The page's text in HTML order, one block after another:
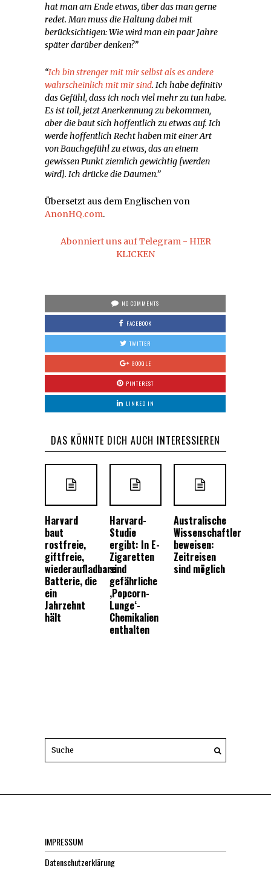
hat man am Ende etwas, über das man gerne
redet. Man muss die Haltung dabei mit
berücksichtigen: Wie wird man ein paar Jahre
später darüber denken?”
“Ich bin strenger mit mir selbst als es andere
wahrscheinlich mit mir sind. Ich habe definitiv
das Gefühl, dass ich noch viel mehr zu tun habe.
Es ist toll, jetzt Anerkennung zu bekommen,
aber die baut sich hoffentlich zu etwas auf. Ich
werde hoffentlich Recht haben mit einer Art
von Bauchgefühl zu etwas, das an einem
gewissen Punkt ziemlich gewichtig [werden
wird]. Ich drücke die Daumen.”
Übersetzt aus dem Englischen von
AnonHQ.com.
Abonniert uns auf Telegram - HIER
KLICKEN
NO COMMENTS
FACEBOOK
TWITTER
GOOGLE
PINTEREST
LINKED IN
DAS KÖNNTE DICH AUCH INTERESSIEREN
Harvard
baut
rostfreie,
giftfreie,
wiederaufladbare
Batterie, die
ein
Jahrzehnt
hält
Harvard-
Studie
ergibt: In E-
Zigaretten
sind
gefährliche
‚Popcorn-
Lunge‘-
Chemikalien
enthalten
Australische
Wissenschaftler
beweisen:
Zeitreisen
sind möglich
IMPRESSUM
Datenschutzerklärung